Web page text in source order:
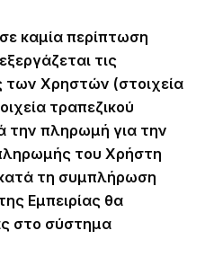
καμία περίπτωση
τις
Χρηστών (στοιχεία
τραπεζικού
την πληρωμή για την
του Χρήστη
τη συμπλήρωση
Εμπειρίας θα
στο σύστημα